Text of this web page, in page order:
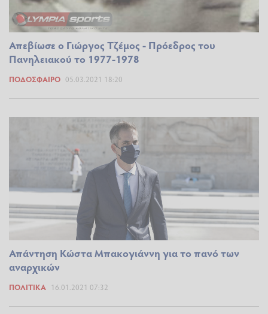
Απεβίωσε ο Γιώργος Τζέμος - Πρόεδρος του
Πανηλειακού το 1977-1978
ΠΟΔΌΣΦΑΙΡΟ 05.03.2021 18:20
Απάντηση Κώστα Μπακογιάννη για το πανό των
αναρχικών
ΠΟΛΙΤΙΚΆ 16.01.2021 07:32